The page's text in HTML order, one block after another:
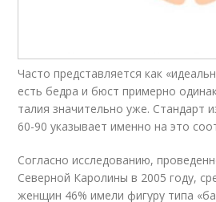
Часто представляется как
есть бедра и бюст примерно
талия значительно уже. Стандарт
60-90 указывает именно на это
Согласно исследованию,
Северной Каролины в 2005 году,
женщин 46% имели фигуру типа